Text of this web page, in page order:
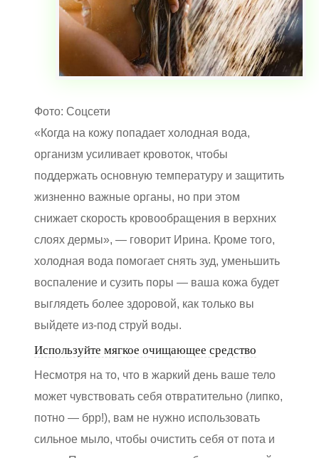
Фото: Соцсети
«Когда на кожу попадает холодная вода,
организм усиливает кровоток, чтобы
поддержать основную температуру и защитить
жизненно важные органы, но при этом
снижает скорость кровообращения в верхних
слоях дермы», — говорит Ирина. Кроме того,
холодная вода помогает снять зуд, уменьшить
воспаление и сузить поры — ваша кожа будет
выглядеть более здоровой, как только вы
выйдете из-под струй воды.
Используйте мягкое очищающее средство
Несмотря на то, что в жаркий день ваше тело
может чувствовать себя отвратительно (липко,
потно — брр!), вам не нужно использовать
сильное мыло, чтобы очистить себя от пота и